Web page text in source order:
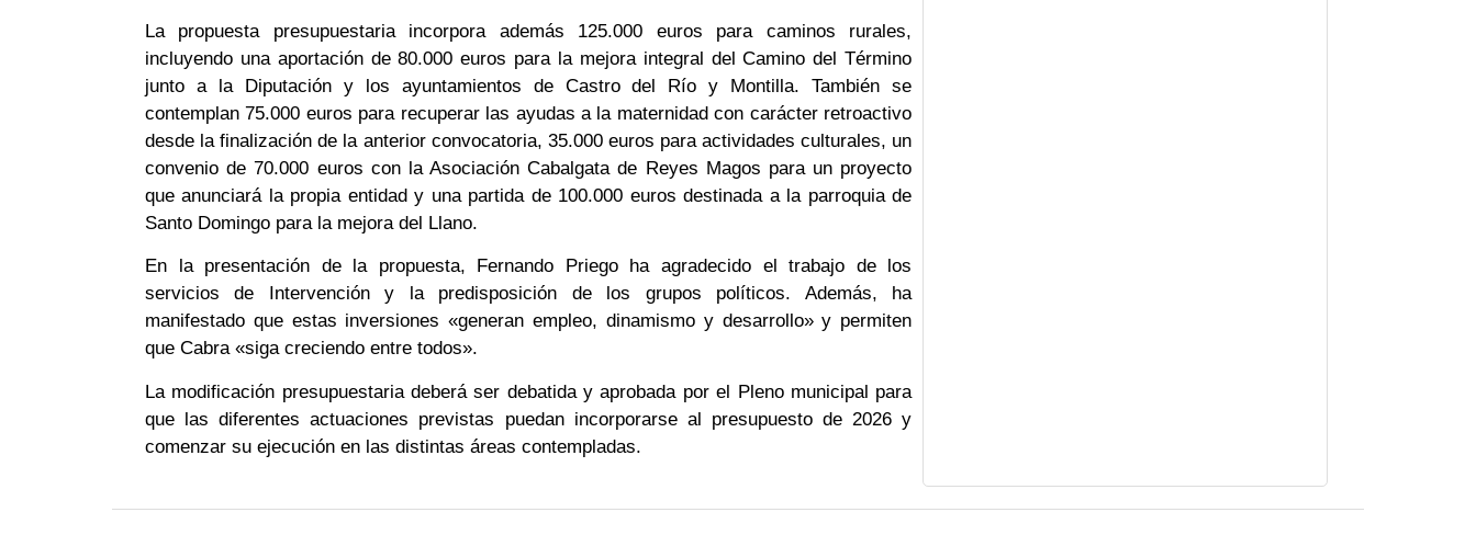
La propuesta presupuestaria incorpora además 125.000 euros para caminos rurales,
incluyendo una aportación de 80.000 euros para la mejora integral del Camino del Término
junto a la Diputación y los ayuntamientos de Castro del Río y Montilla. También se
contemplan 75.000 euros para recuperar las ayudas a la maternidad con carácter retroactivo
desde la finalización de la anterior convocatoria, 35.000 euros para actividades culturales, un
convenio de 70.000 euros con la Asociación Cabalgata de Reyes Magos para un proyecto
que anunciará la propia entidad y una partida de 100.000 euros destinada a la parroquia de
Santo Domingo para la mejora del Llano.
En la presentación de la propuesta, Fernando Priego ha agradecido el trabajo de los
servicios de Intervención y la predisposición de los grupos políticos. Además, ha
manifestado que estas inversiones «generan empleo, dinamismo y desarrollo» y permiten
que Cabra «siga creciendo entre todos».
La modificación presupuestaria deberá ser debatida y aprobada por el Pleno municipal para
que las diferentes actuaciones previstas puedan incorporarse al presupuesto de 2026 y
comenzar su ejecución en las distintas áreas contempladas.